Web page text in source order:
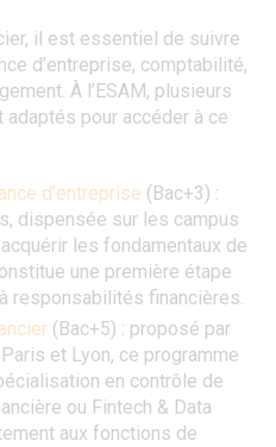
il est essentiel de suivre
d’entreprise, comptabilité,
À l’ESAM, plusieurs
pour accéder à ce
d’entreprise (Bac+3) :
dispensée sur les campus
les fondamentaux de
une première étape
responsabilités financières.
(Bac+5) : proposé par
et Lyon, ce programme
en contrôle de
ou Fintech & Data
aux fonctions de